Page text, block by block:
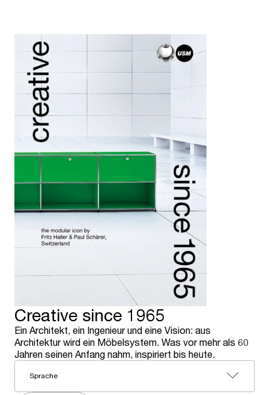
Creative since 1965
Ein Architekt, ein Ingenieur und eine Vision: aus
Architektur wird ein Möbelsystem. Was vor mehr als 60
Jahren seinen Anfang nahm, inspiriert bis heute.
Sprache